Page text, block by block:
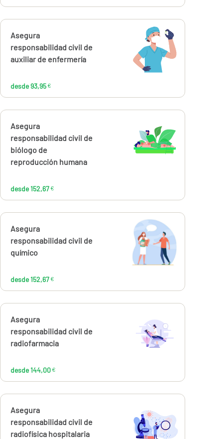
Calcúlalo ahora
Asegura
responsabilidad civil de
auxiliar de enfermería
desde 93,95 €
93,95
Calcúlalo ahora
Asegura
responsabilidad civil de
biólogo de
reproducción humana
desde 152,67 €
152,67€
Calcúlalo ahora
Asegura
responsabilidad civil de
químico
desde 152,67 €
152,67 €
Calcúlalo ahora
Asegura
responsabilidad civil de
radiofarmacia
desde 144,00 €
144,00€
Calcúlalo ahora
Asegura
responsabilidad civil de
radiofísica hospitalaria
144,00 €